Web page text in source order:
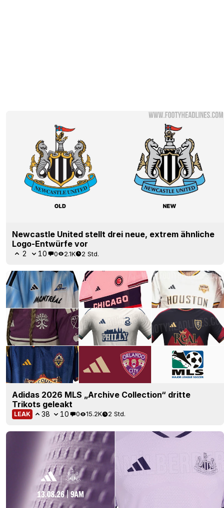
Newcastle United stellt drei neue, extrem ähnliche
Logo-Entwürfe vor
2 10 0 2.1K 2 Std.
Adidas 2026 MLS „Archive Collection“ dritte
Trikots geleakt
LEAK 38 10 0 15.2K 2 Std.